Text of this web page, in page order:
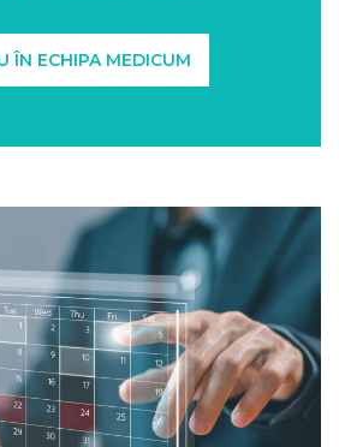
ÎN ECHIPA MEDICUM